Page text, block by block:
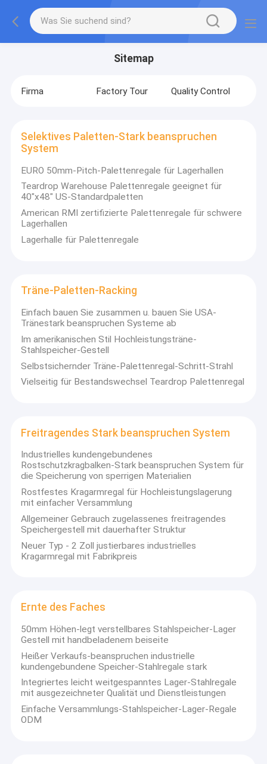
Sitemap
Firma Factory Tour Quality Control
Selektives Paletten-Stark beanspruchen
System
EURO 50mm-Pitch-Palettenregale für Lagerhallen
Teardrop Warehouse Palettenregale geeignet für
40"x48" US-Standardpaletten
American RMI zertifizierte Palettenregale für schwere
Lagerhallen
Lagerhalle für Palettenregale
Träne-Paletten-Racking
Einfach bauen Sie zusammen u. bauen Sie USA-
Tränestark beanspruchen Systeme ab
Im amerikanischen Stil Hochleistungsträne-
Stahlspeicher-Gestell
Selbstsichernder Träne-Palettenregal-Schritt-Strahl
Vielseitig für Bestandswechsel Teardrop Palettenregal
Freitragendes Stark beanspruchen System
Industrielles kundengebundenes
Rostschutzkragbalken-Stark beanspruchen System für
die Speicherung von sperrigen Materialien
Rostfestes Kragarmregal für Hochleistungslagerung
mit einfacher Versammlung
Allgemeiner Gebrauch zugelassenes freitragendes
Speichergestell mit dauerhafter Struktur
Neuer Typ - 2 Zoll justierbares industrielles
Kragarmregal mit Fabrikpreis
Ernte des Faches
50mm Höhen-legt verstellbares Stahlspeicher-Lager
Gestell mit handbeladenem beiseite
Heißer Verkaufs-beanspruchen industrielle
kundengebundene Speicher-Stahlregale stark
Integriertes leicht weitgespanntes Lager-Stahlregale
mit ausgezeichneter Qualität und Dienstleistungen
Einfache Versammlungs-Stahlspeicher-Lager-Regale
ODM